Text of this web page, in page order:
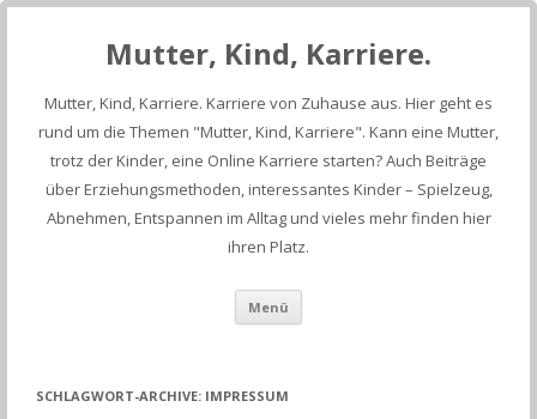
Mutter, Kind, Karriere.
Mutter, Kind, Karriere. Karriere von Zuhause aus. Hier geht es
rund um die Themen "Mutter, Kind, Karriere". Kann eine Mutter,
trotz der Kinder, eine Online Karriere starten? Auch Beiträge
über Erziehungsmethoden, interessantes Kinder – Spielzeug,
Abnehmen, Entspannen im Alltag und vieles mehr finden hier
ihren Platz.
Menü
SCHLAGWORT-ARCHIVE: IMPRESSUM